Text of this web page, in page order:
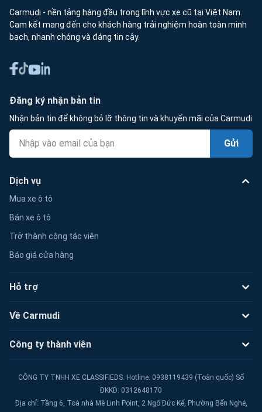
Carmudi - nền tảng hàng đầu trong lĩnh vực xe cũ tại Việt Nam.
Cam kết mang đến cho khách hàng trải nghiệm hoàn toàn minh
bạch, nhanh chóng và đáng tin cậy.
Đăng ký nhận bản tin
Nhận bản tin để không bỏ lỡ thông tin và khuyến mãi của Carmudi
Gửi
Dịch vụ
Mua xe ô tô
Bán xe ô tô
Trở thành cộng tác viên
Báo giá cửa hàng
Hỗ trợ
Về Carmudi
Công ty thành viên
CÔNG TY TNHH XE CLASSIFIEDS. Hotline: 0938119439 (Toàn quốc) Số
ĐKKD: 0312648170
Địa chỉ: Tầng 6, Toà nhà Mê Linh Point, 2 Ngô Đức Kế, Phường Bến Nghé,